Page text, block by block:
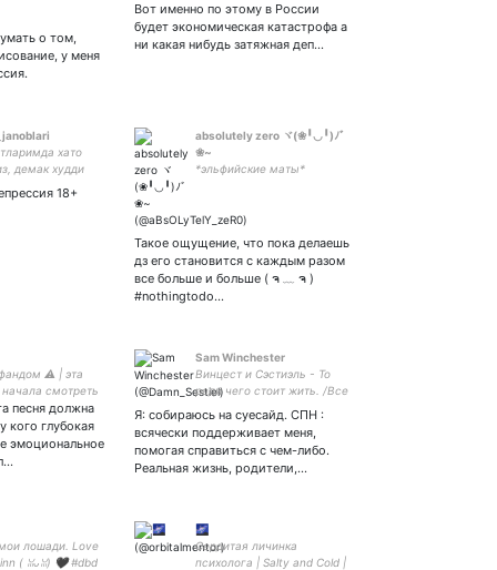
о том,
у меня
años esperando justicia para
mí familia.
Вот именно по этому в России
будет экономическая катастрофа а
ни какая нибудь затяжная деп…
хато
демак худди
адашганман,
18+
absolutely zero ヾ(❀╹◡╹)ﾉﾞ
❀~
*эльфийские маты*
Такое ощущение, что пока делаешь
дз его становится с каждым разом
все больше и больше ( ຈ ﹏ ຈ )
#nothingtodo…
⚠️ | эта
смотреть
с ума с 한국
|
💜🔆 |
Рощиа 🐻
песня должна
кого глубокая
эмоциональное
Sam Winchester
Винцест и Сэстиэль - То
ради чего стоит жить. /Все
существование. /
Я: собираюсь на суесайд. СПН :
всячески поддерживает меня,
помогая справиться с чем-либо.
Реальная жизнь, родители,…
лошади. Love
( ꈍᴗꈍ) 🖤 #dbd
🌌
Сердитая личинка
психолога | Salty and Cold |